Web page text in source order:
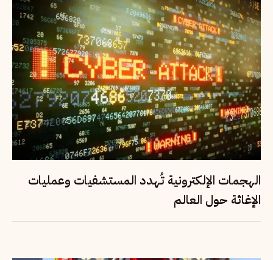
الهجمات الإلكترونية تُهدد المستشفيات وعمليات
الإغاثة حول العالم